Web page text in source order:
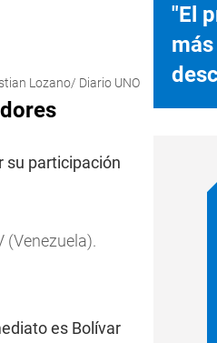
Lozano/ Diario UNO
su participación
(Venezuela).
es Bolívar
"El